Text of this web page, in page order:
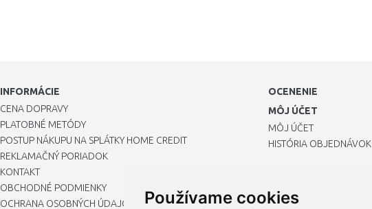
Používame cookies
INFORMÁCIE
CENA DOPRAVY
PLATOBNÉ METÓDY
POSTUP NÁKUPU NA SPLÁTKY HOME CREDIT
REKLAMAČNÝ PORIADOK
KONTAKT
OBCHODNÉ PODMIENKY
OCHRANA OSOBNÝCH ÚDAJOV
OCENENIE
MÔJ ÚČET
MÔJ ÚČET
HISTÓRIA OBJEDNÁVOK